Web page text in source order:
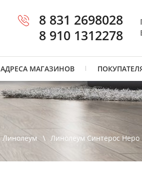
8 831 2698028
8 910 1312278
АДРЕСА МАГАЗИНОВ
Линолеум Линолеум Синтерос Неро